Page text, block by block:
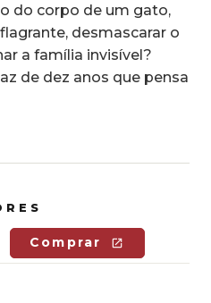
do corpo de um gato,
desmascarar o
a família invisível?
de dez anos que pensa
Comprar